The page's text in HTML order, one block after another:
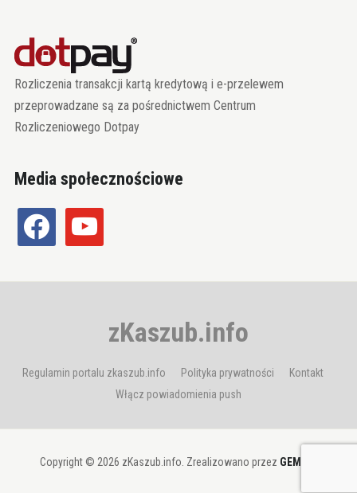
Rozliczenia transakcji kartą kredytową i e-przelewem
przeprowadzane są za pośrednictwem Centrum
Rozliczeniowego Dotpay
Media społecznościowe
facebook youtube
zKaszub.info
Regulamin portalu zkaszub.info Polityka prywatności
Kontakt
Włącz powiadomienia push
Copyright © 2026 zKaszub.info. Zrealizowano przez GEMBIT